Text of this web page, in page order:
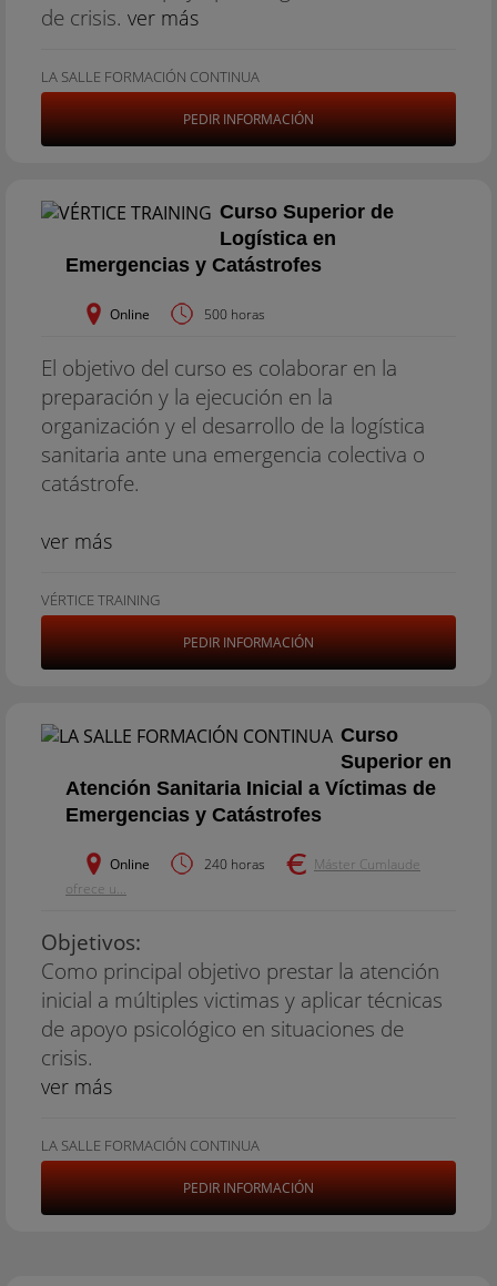
de crisis. ver más
LA SALLE FORMACIÓN CONTINUA
PEDIR INFORMACIÓN
Curso Superior de
Logística en
Emergencias y Catástrofes
Online 500 horas
El objetivo del curso es colaborar en la
preparación y la ejecución en la
organización y el desarrollo de la logística
sanitaria ante una emergencia colectiva o
catástrofe.
ver más
VÉRTICE TRAINING
PEDIR INFORMACIÓN
Curso
Superior en
Atención Sanitaria Inicial a Víctimas de
Emergencias y Catástrofes
Online 240 horas
Máster Cumlaude
ofrece u...
Objetivos:
Como principal objetivo prestar la atención
inicial a múltiples victimas y aplicar técnicas
de apoyo psicológico en situaciones de
crisis.
ver más
LA SALLE FORMACIÓN CONTINUA
PEDIR INFORMACIÓN